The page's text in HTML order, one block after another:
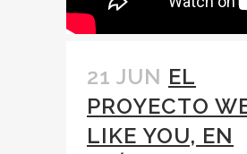
21 JUN EL
PROYECTO
LIKE YOU, EN